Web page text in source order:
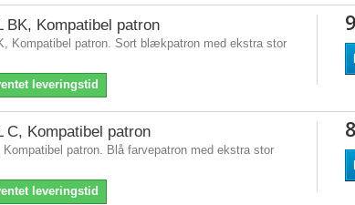
BK, Kompatibel patron
Kompatibel patron. Sort blækpatron med ekstra stor
leveringstid
C, Kompatibel patron
Kompatibel patron. Blå farvepatron med ekstra stor
leveringstid